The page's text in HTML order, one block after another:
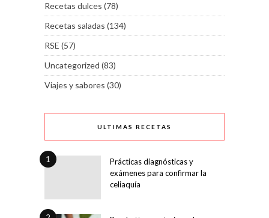
Recetas dulces (78)
Recetas saladas (134)
RSE (57)
Uncategorized (83)
Viajes y sabores (30)
ULTIMAS RECETAS
1
Prácticas diagnósticas y
exámenes para confirmar la
celiaquía